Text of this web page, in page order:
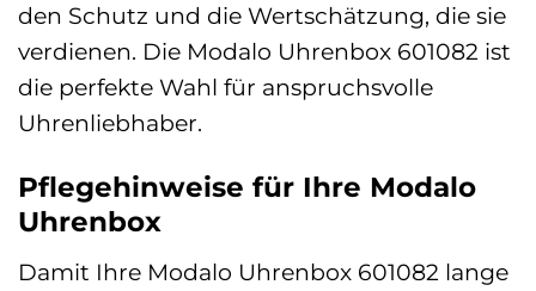
den Schutz und die Wertschätzung, die sie
verdienen. Die Modalo Uhrenbox 601082 ist
die perfekte Wahl für anspruchsvolle
Uhrenliebhaber.
Pflegehinweise für Ihre Modalo
Uhrenbox
Damit Ihre Modalo Uhrenbox 601082 lange